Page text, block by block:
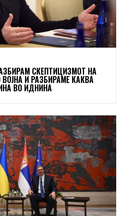
СКЕПТИЦИЗМОТ НА
И РАЗБИРАМЕ КАКВА
ВО ИДНИНА